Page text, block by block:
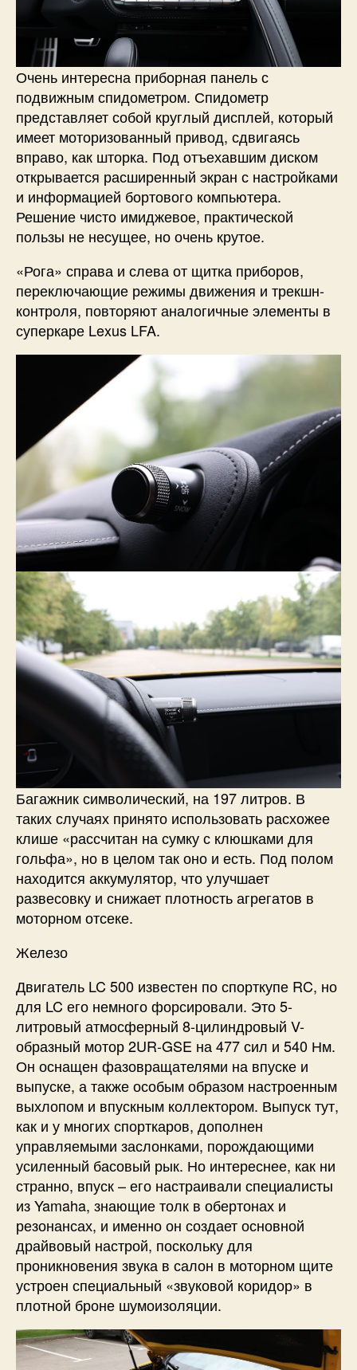
Очень интересна приборная панель с
подвижным спидометром. Спидометр
представляет собой круглый дисплей, который
имеет моторизованный привод, сдвигаясь
вправо, как шторка. Под отъехавшим диском
открывается расширенный экран с настройками
и информацией бортового компьютера.
Решение чисто имиджевое, практической
пользы не несущее, но очень крутое.
«Рога» справа и слева от щитка приборов,
переключающие режимы движения и трекшн-
контроля, повторяют аналогичные элементы в
суперкаре Lexus LFA.
Багажник символический, на 197 литров. В
таких случаях принято использовать расхожее
клише «рассчитан на сумку с клюшками для
гольфа», но в целом так оно и есть. Под полом
находится аккумулятор, что улучшает
развесовку и снижает плотность агрегатов в
моторном отсеке.
Железо
Двигатель LC 500 известен по спорткупе RC, но
для LC его немного форсировали. Это 5-
литровый атмосферный 8-цилиндровый V-
образный мотор 2UR-GSE на 477 сил и 540 Нм.
Он оснащен фазовращателями на впуске и
выпуске, а также особым образом настроенным
выхлопом и впускным коллектором. Выпуск тут,
как и у многих спорткаров, дополнен
управляемыми заслонками, порождающими
усиленный басовый рык. Но интереснее, как ни
странно, впуск – его настраивали специалисты
из Yamaha, знающие толк в обертонах и
резонансах, и именно он создает основной
драйвовый настрой, поскольку для
проникновения звука в салон в моторном щите
устроен специальный «звуковой коридор» в
плотной броне шумоизоляции.